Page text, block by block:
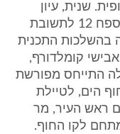
שנית, עיון
בתמליל המלא של דיוני הוולחו"ף (נספח 12 לתשובת
דנה בהשלכות התכנית
קומלדורף,
התייחס מפורשת
הים, לטיילת
ראש העיר, מר
לקו החוף.